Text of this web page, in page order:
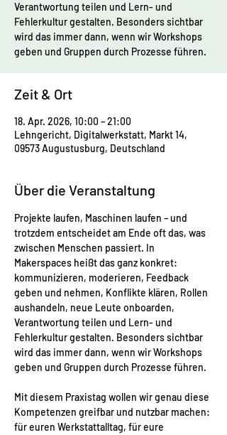
Verantwortung teilen und Lern- und
Fehlerkultur gestalten. Besonders sichtbar
wird das immer dann, wenn wir Workshops
geben und Gruppen durch Prozesse führen.
Zeit & Ort
18. Apr. 2026, 10:00 – 21:00
Lehngericht, Digitalwerkstatt, Markt 14,
09573 Augustusburg, Deutschland
Über die Veranstaltung
Projekte laufen, Maschinen laufen – und
trotzdem entscheidet am Ende oft das, was
zwischen Menschen passiert. In
Makerspaces heißt das ganz konkret:
kommunizieren, moderieren, Feedback
geben und nehmen, Konflikte klären, Rollen
aushandeln, neue Leute onboarden,
Verantwortung teilen und Lern- und
Fehlerkultur gestalten. Besonders sichtbar
wird das immer dann, wenn wir Workshops
geben und Gruppen durch Prozesse führen.
Mit diesem Praxistag wollen wir genau diese
Kompetenzen greifbar und nutzbar machen:
für euren Werkstattalltag, für eure